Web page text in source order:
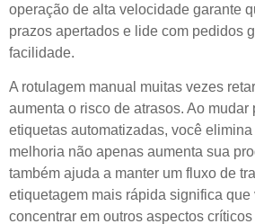
operação de alta velocidade garante
prazos apertados e lide com pedidos
facilidade.
A rotulagem manual muitas vezes
aumenta o risco de atrasos. Ao mudar
etiquetas automatizadas, você
melhoria não apenas aumenta sua
também ajuda a manter um fluxo de
etiquetagem mais rápida significa que
concentrar em outros aspectos